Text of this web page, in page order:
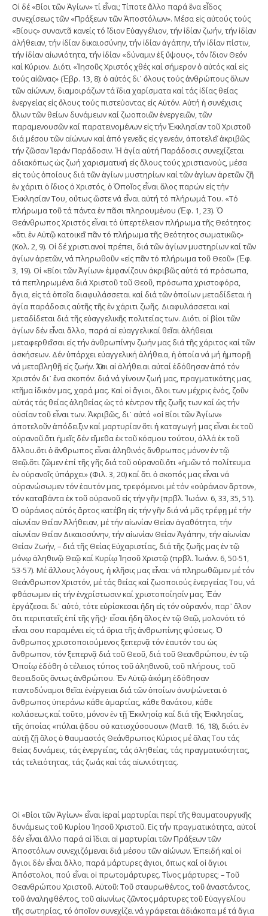
Οἱ δέ «Βίοι τῶν Ἁγίων» τί εἶναι; Τίποτε ἄλλο παρά ἕνα εἶδος
συνεχίσεως τῶν «Πράξεων τῶν Ἀποστόλων». Μέσα εἰς αὐτούς τούς
«Βίους» συναντᾶ κανείς τό ἴδιον Εὐαγγέλιον, τήν ἰδίαν ζωήν, τήν ἰδίαν
ἀλήθειαν, τήν ἰδίαν δικαιοσύνην, τήν ἰδίαν ἀγάπην, τήν ἰδίαν πίστιν,
τήν ἰδίαν αἰωνιότητα, τήν ἰδίαν «δύναμιν ἐξ ὕψους», τόν ἴδιον Θεόν
καί Κύριον. Διότι «Ἰησοῦς Χριστός χθές καί σήμερον ὁ αὐτός καί εἰς
τούς αἰῶνας» (Ἑβρ. 13, 8): ὁ αὐτός δι᾽ ὅλους τούς ἀνθρώπους ὅλων
τῶν αἰώνων, διαμοιράζων τά ἴδια χαρίσματα καί τάς ἰδίας θείας
ἐνεργείας εἰς ὅλους τούς πιστεύοντας εἰς Αὐτόν. Αὐτή ἡ συνέχισις
ὅλων τῶν θείων δυνάμεων καί ζωοποιῶν ἐνεργειῶν, τῶν
παραμενουσῶν καί παρατεινομένων εἰς τήν Ἐκκλησίαν τοῦ Χριστοῦ
διά μέσου τῶν αἰώνων καί ἀπό γενεᾶς εἰς γενεάν, ἀποτελεῖ ἀκριβῶς
τήν ζῶσαν Ἱεράν Παράδοσιν. Ἡ ἁγία αὐτή Παράδοσις συνεχίζεται
ἀδιακόπως ὡς ζωή χαρισματική εἰς ὅλους τούς χριστιανούς, μέσα
εἰς τούς ὁποίους διά τῶν ἁγίων μυστηρίων καί τῶν ἁγίων ἀρετῶν ζῆ
ἐν χάριτι ὁ ἴδιος ὁ Χριστός, ὁ Ὁποῖος εἶναι ὅλος παρών εἰς τήν
Ἐκκλησίαν Του, οὕτως ὥστε νά εἶναι αὐτή τό πλήρωμά Του. «Τό
πλήρωμα τοῦ τά πάντα ἐν πᾶσι πληρουμένου (Ἐφ. 1, 23). Ὁ
Θεάνθρωπος Χριστός εἶναι τό ὑπερτέλειον πλήρωμα τῆς Θεότητος:
«ὅτι ἐν Αὐτῷ κατοικεῖ πᾶν τό πλήρωμα τῆς Θεότητος σωματικῶς»
(Κολ. 2, 9). Οἱ δέ χριστιανοί πρέπει, διά τῶν ἁγίων μυστηρίων καί τῶν
ἁγίων ἀρετῶν, νά πληρωθοῦν «εἰς πᾶν τό πλήρωμα τοῦ Θεοῦ» (Ἐφ.
3, 19). Οἱ «Βίοι τῶν Ἁγίων» ἐμφανίζουν ἀκριβῶς αὐτά τά πρόσωπα,
τά πεπληρωμένα διά Χριστοῦ τοῦ Θεοῦ, πρόσωπα χριστοφόρα,
ἅγια, εἰς τά ὁποῖα διαφυλάσσεται καί διά τῶν ὁποίων μεταδίδεται ἡ
ἁγία παράδοσις αὐτῆς τῆς ἐν χάριτι ζωῆς. Διαφυλάσσεται καί
μεταδίδεται διά τῆς εὐαγγελικῆς πολιτείας των. Διότι οἱ βίοι τῶν
ἁγίων δέν εἶναι ἄλλο, παρά αἱ εὐαγγελικαί θεῖαι ἀλήθειαι
μεταφερθεῖσαι εἰς τήν ἀνθρωπίνην ζωήν μας διά τῆς χάριτος καί τῶν
ἀσκήσεων. Δέν ὑπάρχει εὐαγγελική ἀλήθεια, ἡ ὁποία νά μή ἠμπορῇ
νά μεταβληθῇ εἰς ζωήν. Ὅλαι αἱ ἀλήθειαι αὐταί ἐδόθησαν ἀπό τόν
Χριστόν δι᾽ ἕνα σκοπόν: διά νά γίνουν ζωή μας, πραγματικότης μας,
κτῆμα ἰδικόν μας, χαρά μας. Καί οἱ ἅγιοι, ὅλοι των μέχρις ἑνός, ζοῦν
αὐτάς τάς θείας ἀληθείας ὡς τό κέντρον τῆς ζωῆς των καί ὡς τήν
οὐσίαν τοῦ εἶναι των. Ἀκριβῶς, δι᾽ αὐτό «οἱ Βίοι τῶν Ἁγίων»
ἀποτελοῦν ἀπόδειξιν καί μαρτυρίαν ὅτι ἡ καταγωγή μας εἶναι ἐκ τοῦ
οὐρανοῦ.ὅτι ἡμεῖς δέν εἴμεθα ἐκ τοῦ κόσμου τούτου, ἀλλά ἐκ τοῦ
ἄλλου.ὅτι ὁ ἄνθρωπος εἶναι ἀληθινός ἄνθρωπος μόνον ἐν τῷ
Θεῷ.ὅτι ζῶμεν ἐπί τῆς γῆς διά τοῦ οὐρανοῦ.ὅτι «ἡμῶν τό πολίτευμα
ἐν οὐρανοῖς ὑπάρχει» (Φιλ. 3, 20) καί ὅτι ὁ σκοπός μας εἶναι νά
οὐρανώσωμεν τόν ἑαυτόν μας, τρεφόμενοι μέ τόν «οὐράνιον ἄρτον»,
τόν καταβάντα ἐκ τοῦ οὐρανοῦ εἰς τήν γῆν (πρβλ. Ἰωάνν. 6, 33, 35, 51).
Ὁ οὐράνιος αὐτός ἄρτος κατέβη εἰς τήν γῆν διά νά μᾶς τρέφῃ μέ τήν
αἰωνίαν Θείαν Ἀλήθειαν, μέ τήν αἰωνίαν Θείαν ἀγαθότητα, τήν
αἰωνίαν Θείαν Δικαιοσύνην, τήν αἰωνίαν Θείαν Ἀγάπην, τήν αἰωνίαν
Θείαν Ζωήν, – διά τῆς Θείας Εὐχαριστίας, διά τῆς ζωῆς μας ἐν τῷ
μόνῳ ἀληθινῷ Θεῷ καί Κυρίῳ Ἰησοῦ Χριστῷ (πρβλ. Ἰωάνν. 6, 50-51,
53-57). Μέ ἄλλους λόγους, ἡ κλῆσις μας εἶναι: νά πληρωθῶμεν μέ τόν
Θεάνθρωπον Χριστόν, μέ τάς θείας καί ζωοποιούς ἐνεργείας Του, νά
φθάσωμεν εἰς τήν ἐνχρίστωσιν καί χριστοποίησίν μας. Ἐάν
ἐργάζεσαι δι᾽ αὐτό, τότε εὑρίσκεσαι ἤδη εἰς τόν οὐρανόν, παρ᾽ ὅλον
ὅτι περιπατεῖς ἐπί τῆς γῆς}· εἶσαι ἤδη ὅλος ἐν τῷ Θεῷ, μολονότι τό
εἶναι σου παραμένει εἰς τά ὅρια τῆς ἀνθρωπίνης φύσεως. Ὁ
ἄνθρωπος χριστοποιούμενος ξεπερνᾷ τόν ἑαυτόν του ὡς
ἄνθρωπον, τόν ξεπερνᾷ διά τοῦ Θεοῦ, διά τοῦ Θεανθρώπου, ἐν τῷ
Ὁποίῳ ἐδόθη ὁ τέλειος τύπος τοῦ ἀληθινοῦ, τοῦ πλήρους, τοῦ
θεοειδοῦς ὄντως ἀνθρώπου. Ἐν Αὐτῷ ἀκόμη ἐδόθησαν
παντοδύναμοι θεῖαι ἐνέργειαι διά τῶν ὁποίων ἀνυψώνεται ὁ
ἄνθρωπος ὑπεράνω κάθε ἁμαρτίας, κάθε θανάτου, κάθε
κολάσεως.καί τοῦτο, μόνον ἐν τῇ Ἐκκλησίᾳ καί διά τῆς Ἐκκλησίας,
τῆς ὁποίας «πύλαι ᾅδου οὐ κατισχύσουσιν» (Ματθ. 16, 18), διότι ἐν
αὐτῇ ζῇ ὅλος ὁ θαυμαστός Θεάνθρωπος Κύριος μέ ὅλας Του τάς
θείας δυνάμεις, τάς ἐνεργείας, τάς ἀληθείας, τάς πραγματικότητας,
τάς τελειότητας, τάς ζωάς καί τάς αἰωνιότητας.
Οἱ «Βίοι τῶν Ἁγίων» εἶναι ἱεραί μαρτυρίαι περί τῆς θαυματουργικῆς
δυνάμεως τοῦ Κυρίου Ἰησοῦ Χριστοῦ. Εἰς τήν πραγματικότητα, αὐτοί
δέν εἶναι ἄλλο παρά αἱ ἴδιαι αἱ μαρτυρίαι τῶν Πράξεων τῶν
Ἀποστόλων συνεχιζόμεναι διά μέσου τῶν αἰώνων. Ἐπειδή καί οἱ
ἅγιοι δέν εἶναι ἄλλο, παρά μάρτυρες ἅγιοι, ὅπως καί οἱ ἅγιοι
Ἀπόστολοι, πού εἶναι οἱ πρωτομάρτυρες. Τίνος μάρτυρες; – Τοῦ
Θεανθρώπου Χριστοῦ. Αὐτοῦ: Τοῦ σταυρωθέντος, τοῦ ἀναστάντος,
τοῦ ἀναληφθέντος, τοῦ αἰωνίως ζῶντος.μάρτυρες τοῦ Εὐαγγελίου
τῆς σωτηρίας, τό ὁποῖον συνεχίζει νά γράφεται ἀδιάκοπα μέ τά ἅγια